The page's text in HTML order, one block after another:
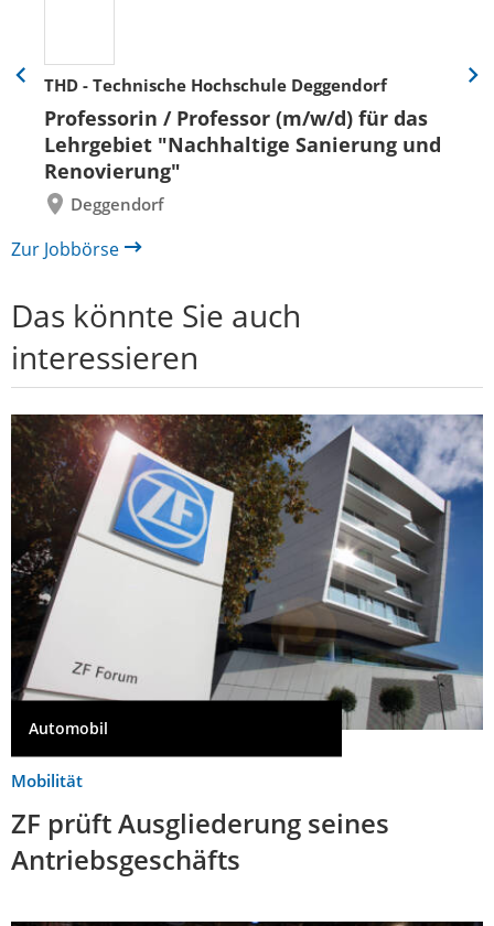
THD - Technische Hochschule Deggendorf
Professorin / Professor (m/w/d) für das
Lehrgebiet "Nachhaltige Sanierung und
Renovierung"
Deggendorf
Eine
zurück
Eine
Zur Jobbörse
Das könnte Sie auch
interessieren
Automobil
Mobilität
ZF prüft Ausgliederung seines
Antriebsgeschäfts